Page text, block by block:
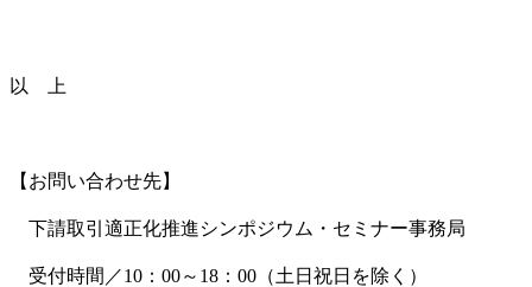
以 上
【お問い合わせ先】
下請取引適正化推進シンポジウム・セミナー事務局
受付時間／10：00～18：00（土日祝日を除く）